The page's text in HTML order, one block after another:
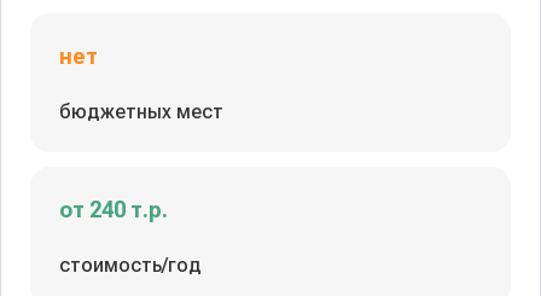
нет
бюджетных мест
от 240 т.р.
стоимость/год